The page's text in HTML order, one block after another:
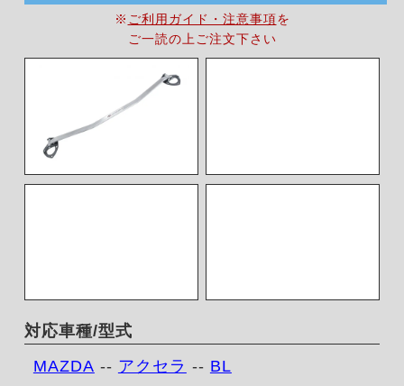
※ ご利用ガイド・注意事項を
ご一読の上ご注文下さい
対応車種/型式
MAZDA -- アクセラ -- BL